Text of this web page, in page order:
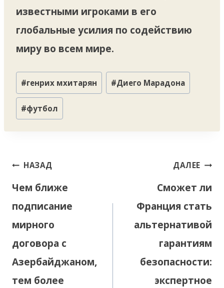
известными игроками в его
глобальные усилия по содействию
миру во всем мире.
Метки
записи:
#генрих мхитарян #Диего Марадона
#футбол
Навигация
записям
НАЗАД
Чем ближе
подписание
мирного
договора с
Азербайджаном,
тем более
ДАЛЕЕ
Сможет ли
Франция стать
альтернативой
гарантиям
безопасности:
экспертное